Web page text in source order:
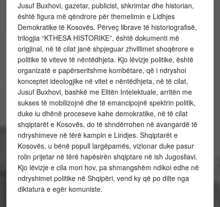
Jusuf Buxhovi, gazetar, publicist, shkrimtar dhe historian,
është figura më qëndrore për themelimin e Lidhjes
Demokratike të Kosovës. Përveç librave të historiografisë,
trilogjia “KTHESA HISTORIKE”, është dokumenti më
origjinal, në të cilat janë shpjeguar zhvillimet shoqërore e
politike të viteve të nëntëdhjeta. Kjo lëvizje politike, është
organizatë e papërseritshme kombëtare, që i ndryshoi
konceptet ideologjike në vitet e nëntëdhjeta, në të cilat,
Jusuf Buxhovi, bashkë me Elitën Intelektuale, arritën me
sukses të mobilizojnë dhe të emancipojnë spektrin politik,
duke iu dhënë proceseve kahe demokratike, në të cilat
shqiptarët e Kosovës, do të shndërrohen në avangardë të
ndryshimeve në tërë kampin e Lindjes. Shqiptarët e
Kosovës, u bënë popull largëpamës, vizionar duke pasur
rolin prijetar në tërë hapësirën shqiptare në ish Jugosllavi.
Kjo lëvizje e cila mori hov, pa shmangshëm ndikoi edhe në
ndryshimet politike në Shqipëri, vend ky që po dilte nga
diktatura e egër komuniste.